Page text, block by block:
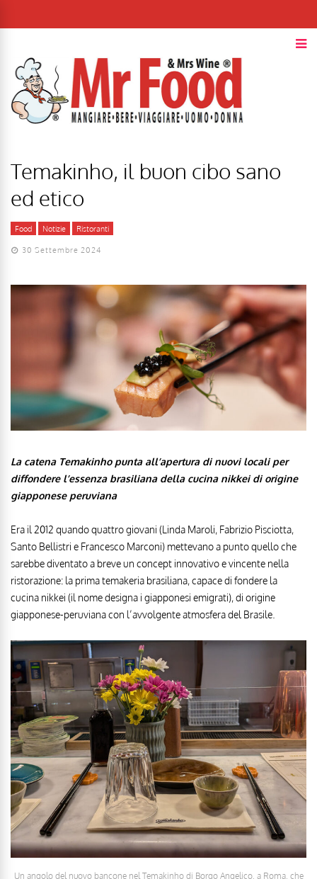
Temakinho, il buon cibo sano
ed etico
Food Notizie Ristoranti
30 Settembre 2024
La catena Temakinho punta all’apertura di nuovi locali per
diffondere l’essenza brasiliana della cucina nikkei di origine
giapponese peruviana
Era il 2012 quando quattro giovani (Linda Maroli, Fabrizio Pisciotta,
Santo Bellistri e Francesco Marconi) mettevano a punto quello che
sarebbe diventato a breve un concept innovativo e vincente nella
ristorazione: la prima temakeria brasiliana, capace di fondere la
cucina nikkei (il nome designa i giapponesi emigrati), di origine
giapponese-peruviana con l’avvolgente atmosfera del Brasile.
Un angolo del nuovo bancone nel Temakinho di Borgo Angelico, a Roma, che